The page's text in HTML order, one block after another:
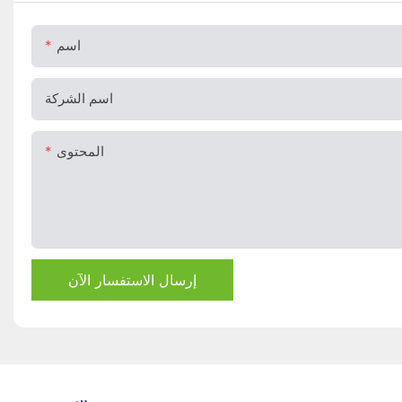
اسم
اسم الشركة
المحتوى
إرسال الاستفسار الآن